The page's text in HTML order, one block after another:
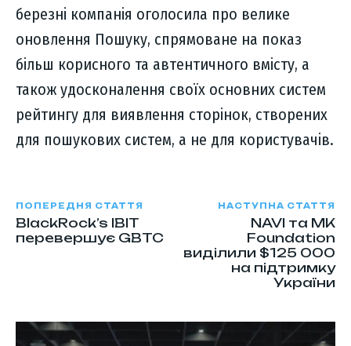
березні компанія оголосила про велике
оновлення Пошуку, спрямоване на показ
більш корисного та автентичного вмісту, а
також удосконалення своїх основних систем
рейтингу для виявлення сторінок, створених
для пошукових систем, а не для користувачів.
ПОПЕРЕДНЯ СТАТТЯ
BlackRock’s IBIT
перевершує GBTC
НАСТУПНА СТАТТЯ
NAVI та MK
Foundation
виділили $125 000
на підтримку
України